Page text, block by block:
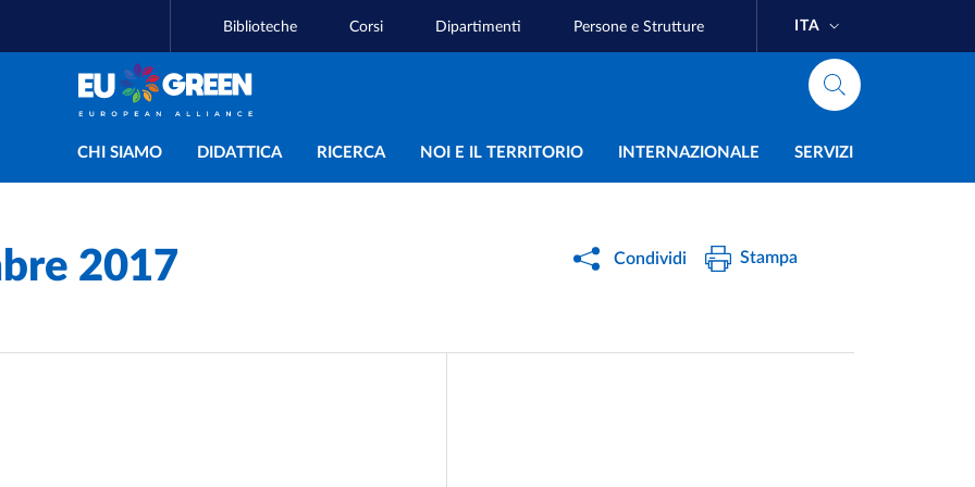
Biblioteche Corsi Dipartimenti Persone e Strutture ITA
Navigazione principale
CHI SIAMO DIDATTICA RICERCA NOI E IL TERRITORIO INTERNAZIONALE SERVIZI
2017 Condividi Stampa